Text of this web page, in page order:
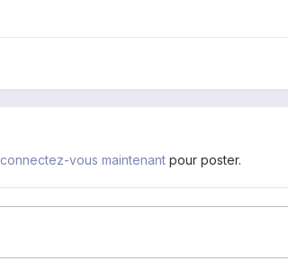
connectez-vous maintenant pour poster.